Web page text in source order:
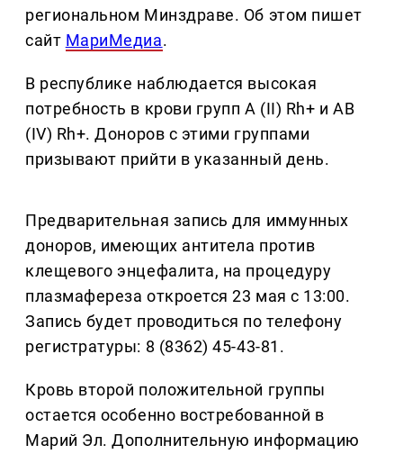
региональном Минздраве. Об этом пишет
сайт МариМедиа.
В республике наблюдается высокая
потребность в крови групп А (II) Rh+ и АВ
(IV) Rh+. Доноров с этими группами
призывают прийти в указанный день.
Предварительная запись для иммунных
доноров, имеющих антитела против
клещевого энцефалита, на процедуру
плазмафереза откроется 23 мая с 13:00.
Запись будет проводиться по телефону
регистратуры: 8 (8362) 45-43-81.
Кровь второй положительной группы
остается особенно востребованной в
Марий Эл. Дополнительную информацию